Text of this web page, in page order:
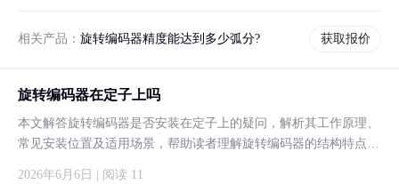
相关产品： 旋转编码器精度能达到多少弧分? 获取报价
旋转编码器在定子上吗
本文解答旋转编码器是否安装在定子上的疑问，解析其工作原理、
常见安装位置及适用场景，帮助读者理解旋转编码器的结构特点和
2026年6月6日 | 阅读 11